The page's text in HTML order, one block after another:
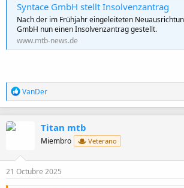
Syntace GmbH stellt Insolvenzantrag
Nach der im Frühjahr eingeleiteten
GmbH nun einen Insolvenzantrag gestellt.
www.mtb-news.de
R
e
a
n
s
VanDer
Titan mtb
Miembro Veterano
21 Octubre 2025